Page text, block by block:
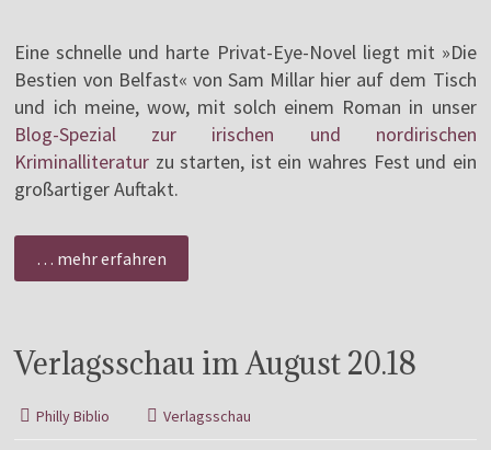
Eine schnelle und harte Privat-Eye-Novel liegt mit »Die
Bestien von Belfast« von Sam Millar hier auf dem Tisch
und ich meine, wow, mit solch einem Roman in unser
Blog-Spezial zur irischen und nordirischen
Kriminalliteratur zu starten, ist ein wahres Fest und ein
großartiger Auftakt.
… mehr erfahren
Verlagsschau im August 20.18
Philly Biblio Verlagsschau